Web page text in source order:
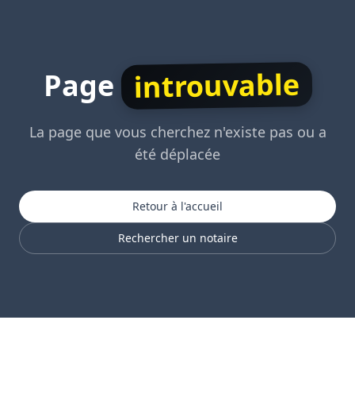
Page introuvable
La page que vous cherchez n'existe pas ou a
été déplacée
Retour à l'accueil
Rechercher un notaire